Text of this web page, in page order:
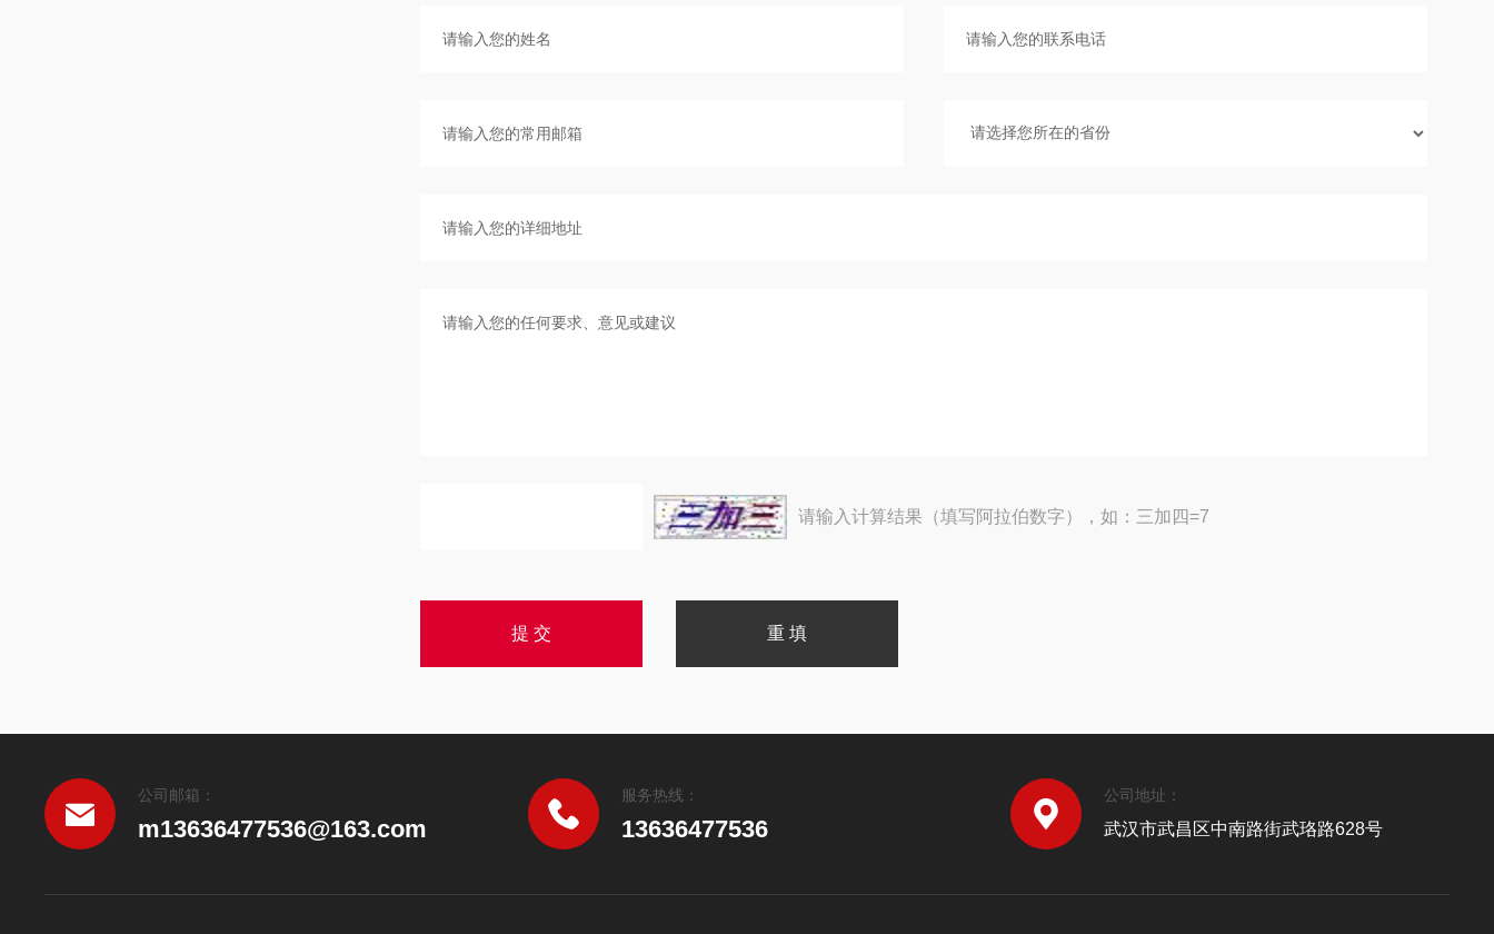
请输入计算结果（填写阿拉伯数字），如：三加四=7
公司邮箱：
m13636477536@163.com
服务热线：
13636477536
公司地址：
武汉市武昌区中南路街武珞路628号